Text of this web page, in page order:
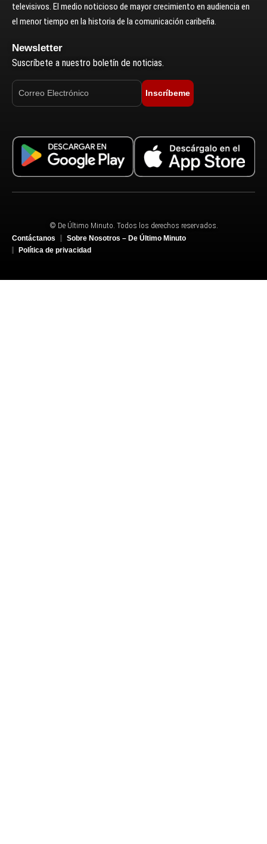
televisivos. El medio noticioso de mayor crecimiento en audiencia en
el menor tiempo en la historia de la comunicación caribeña.
Newsletter
Suscríbete a nuestro boletín de noticias.
Inscríbeme
© De Último Minuto. Todos los derechos reservados.
Contáctanos
Sobre Nosotros – De Último Minuto
Política de privacidad